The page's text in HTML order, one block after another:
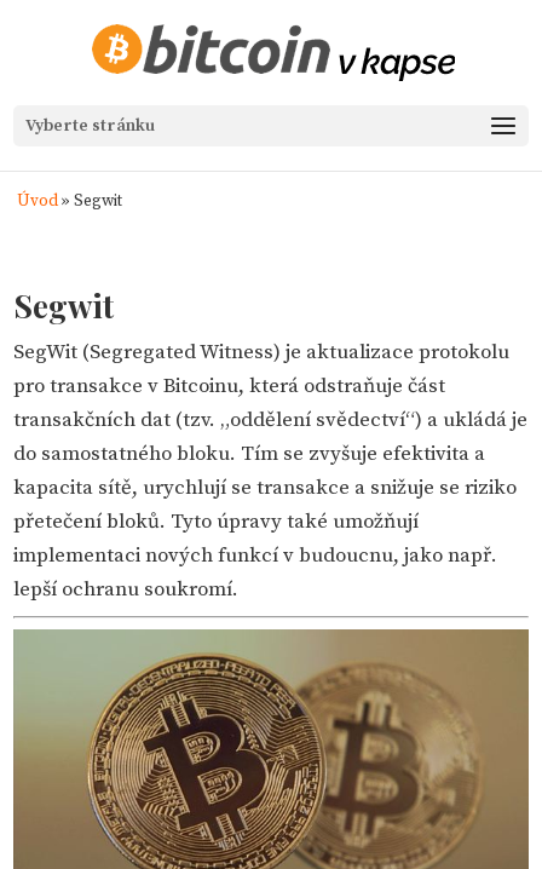
Vyberte stránku
Úvod» Segwit
Segwit
SegWit (Segregated Witness) je aktualizace protokolu
pro transakce v Bitcoinu, která odstraňuje část
transakčních dat (tzv. „oddělení svědectví“) a ukládá je
do samostatného bloku. Tím se zvyšuje efektivita a
kapacita sítě, urychlují se transakce a snižuje se riziko
přetečení bloků. Tyto úpravy také umožňují
implementaci nových funkcí v budoucnu, jako např.
lepší ochranu soukromí.